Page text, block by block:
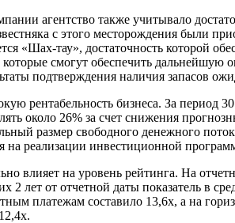
агентство также учитывало
с этого месторождения были
«Шах-тау», достаточность которой
смогут обеспечить дальнейшую
подтверждения наличия запасов
рентабельность бизнеса. За период
около 26% за счет снижения
размер свободного денежного
на реализации инвестиционной
влияет на уровень рейтинга. На
2 лет от отчетной даты показатель в
платежам составило 13,6х, а на